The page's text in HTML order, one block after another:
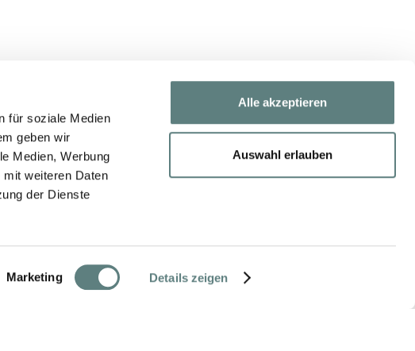
für soziale Medien
geben wir
Medien, Werbung
weiteren Daten
der Dienste
Marketing Details zeigen
Alle akzeptieren
Auswahl erlauben